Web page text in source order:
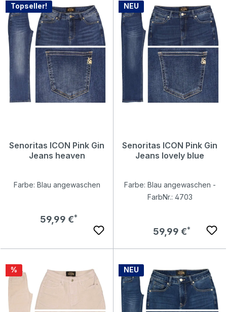
Topseller!
Senoritas ICON Pink Gin
Jeans heaven
Farbe: Blau angewaschen
Regulärer Preis:
59,99 €
NEU
Senoritas ICON Pink Gin
Jeans lovely blue
Farbe: Blau angewaschen -
FarbNr.: 4703
Regulärer Preis:
59,99 €
Rabatt
% NEU